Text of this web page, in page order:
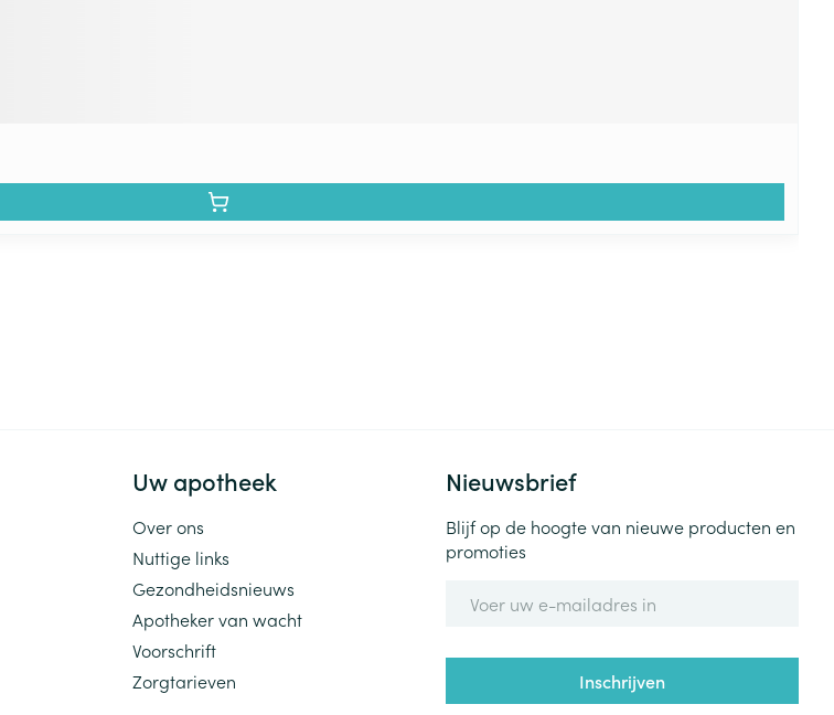
Uw apotheek
Over ons
Nuttige links
Gezondheidsnieuws
Apotheker van wacht
Voorschrift
Zorgtarieven
Nieuwsbrief
Blijf op de hoogte van nieuwe producten en
promoties
Inschrijven